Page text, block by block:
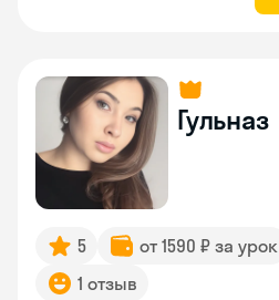
Гульназ
5 от 1590 ₽ за урок
1 отзыв